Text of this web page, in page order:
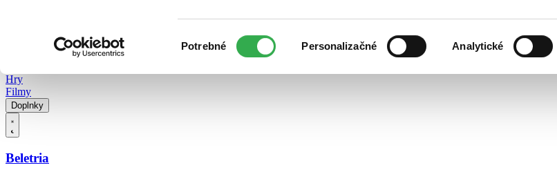
súhlasu
Potrebné Personalizačné Analytické
Hry
Filmy
Doplnky
Beletria